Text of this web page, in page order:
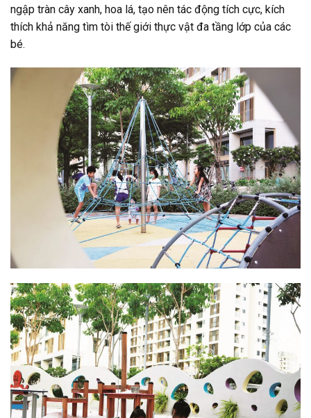
ngập tràn cây xanh, hoa lá, tạo nên tác động tích cực, kích
thích khả năng tìm tòi thế giới thực vật đa tầng lớp của các
bé.